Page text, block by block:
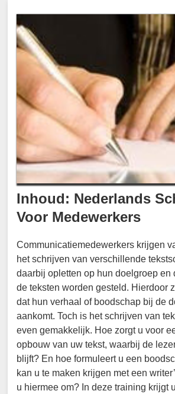
Inhoud: Nederlands
Voor Medewerkers
Communicatiemedewerkers krijgen
het schrijven van verschillende
daarbij opletten op hun doelgroep en
de teksten worden gesteld. Hierdoor
dat hun verhaal of boodschap bij de
aankomt. Toch is het schrijven van
even gemakkelijk. Hoe zorgt u voor
opbouw van uw tekst, waarbij de
blijft? En hoe formuleert u een
kan u te maken krijgen met een
u hiermee om? In deze training krijgt